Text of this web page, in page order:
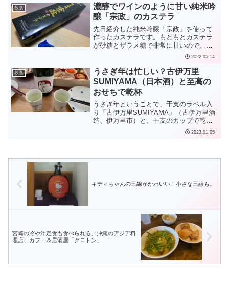
す。ゴールドは少し高く190円、ほかの2
つは110円と安か...
飲食
濃醇でワインのように甘い純米吟
醸「宗政」のカステラ
先日紹介した純米吟醸「宗政」を使って
作ったカステラです。もともとカステラ
が砂糖とザラメ糖で非常に甘いので、ワ
インのような「宗政」の甘さは際立ちま
優しめのお味になっています。同じく有
田陶器市の休憩所に売って...
2022.05.14
飲食
うさぎ年は忙しい？古伊万里
SUMIYAMA（日本酒）と至高の
おせちで乾杯
うさぎ年ということで、干支のラベル入
り「古伊万里SUMIYAMA」（古伊万里酒
造、伊万里市）と、干支のカップで乾
杯！ リュウジさんの至高のおせちがつ
2023.01.05
キティちゃんの三線がかわいい！小さな三線も。
宮崎の冷や汁定食も食べられる、沖縄のアジア料
理店、カフェ＆居酒屋「クロトン」